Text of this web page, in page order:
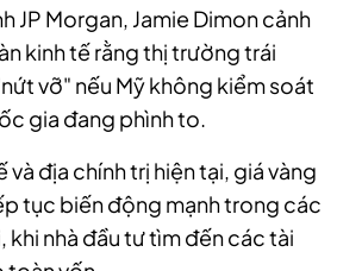
JP Morgan, Jamie Dimon cảnh
kinh tế rằng thị trường trái
vỡ" nếu Mỹ không kiểm soát
gia đang phình to.
và địa chính trị hiện tại, giá vàng
tục biến động mạnh trong các
nhà đầu tư tìm đến các tài